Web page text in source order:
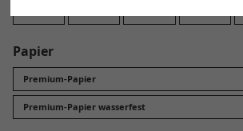
Papier
Premium-Papier
Premium-Papier wasserfest